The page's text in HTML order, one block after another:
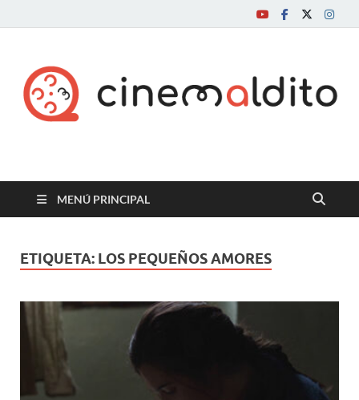
Cine maldito
MENÚ PRINCIPAL
ETIQUETA: LOS PEQUEÑOS AMORES